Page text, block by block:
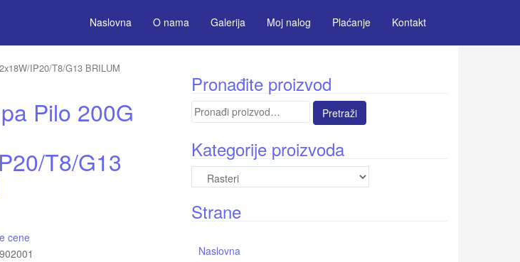
Naslovna O nama Galerija Moj nalog Plaćanje Kontakt
IP20/T8/G13 BRILUM
Pilo 200G
T8/G13
cene
Pronađite proizvod
Pretraga
Kategorije proizvoda
Strane
Naslovna